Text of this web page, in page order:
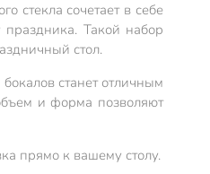
стекла сочетает в себе
Такой набор
стол.
станет отличным
и форма позволяют
прямо к вашему столу.